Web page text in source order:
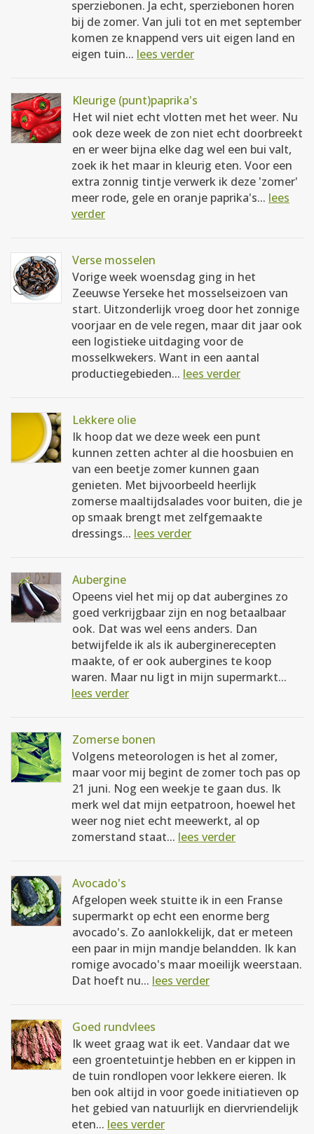
sperziebonen. Ja echt, sperziebonen horen
bij de zomer. Van juli tot en met september
komen ze knappend vers uit eigen land en
eigen tuin... lees verder
Kleurige (punt)paprika's
Het wil niet echt vlotten met het weer. Nu
ook deze week de zon niet echt doorbreekt
en er weer bijna elke dag wel een bui valt,
zoek ik het maar in kleurig eten. Voor een
extra zonnig tintje verwerk ik deze 'zomer'
meer rode, gele en oranje paprika's... lees
verder
Verse mosselen
Vorige week woensdag ging in het
Zeeuwse Yerseke het mosselseizoen van
start. Uitzonderlijk vroeg door het zonnige
voorjaar en de vele regen, maar dit jaar ook
een logistieke uitdaging voor de
mosselkwekers. Want in een aantal
productiegebieden... lees verder
Lekkere olie
Ik hoop dat we deze week een punt
kunnen zetten achter al die hoosbuien en
van een beetje zomer kunnen gaan
genieten. Met bijvoorbeeld heerlijk
zomerse maaltijdsalades voor buiten, die je
op smaak brengt met zelfgemaakte
dressings... lees verder
Aubergine
Opeens viel het mij op dat aubergines zo
goed verkrijgbaar zijn en nog betaalbaar
ook. Dat was wel eens anders. Dan
betwijfelde ik als ik auberginerecepten
maakte, of er ook aubergines te koop
waren. Maar nu ligt in mijn supermarkt...
lees verder
Zomerse bonen
Volgens meteorologen is het al zomer,
maar voor mij begint de zomer toch pas op
21 juni. Nog een weekje te gaan dus. Ik
merk wel dat mijn eetpatroon, hoewel het
weer nog niet echt meewerkt, al op
zomerstand staat... lees verder
Avocado's
Afgelopen week stuitte ik in een Franse
supermarkt op echt een enorme berg
avocado's. Zo aanlokkelijk, dat er meteen
een paar in mijn mandje belandden. Ik kan
romige avocado's maar moeilijk weerstaan.
Dat hoeft nu... lees verder
Goed rundvlees
Ik weet graag wat ik eet. Vandaar dat we
een groentetuintje hebben en er kippen in
de tuin rondlopen voor lekkere eieren. Ik
ben ook altijd in voor goede initiatieven op
het gebied van natuurlijk en diervriendelijk
eten... lees verder